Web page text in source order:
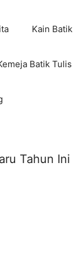
Kain Batik
Batik Tulis
Tahun Ini